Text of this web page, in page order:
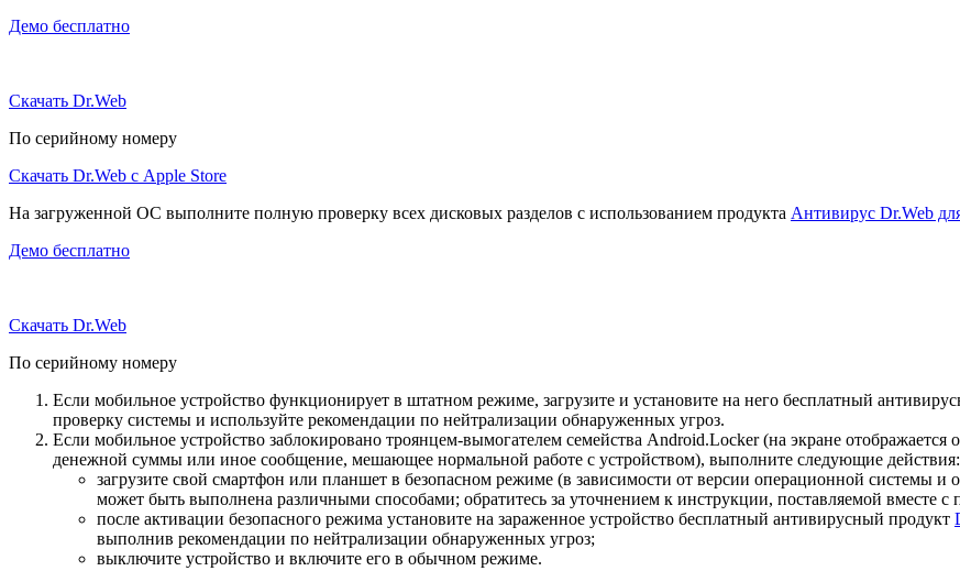
Демо бесплатно
Скачать Dr.Web
По серийному номеру
Скачать Dr.Web с Apple Store
На загруженной ОС выполните полную проверку всех дисковых разделов с использованием продукта Антивирус Dr.Web
Демо бесплатно
Скачать Dr.Web
По серийному номеру
Если мобильное устройство функционирует в штатном режиме, загрузите и установите на него бесплатный
проверку системы и используйте рекомендации по нейтрализации обнаруженных угроз.
Если мобильное устройство заблокировано троянцем-вымогателем семейства Android.Locker (на экране
денежной суммы или иное сообщение, мешающее нормальной работе с устройством), выполните следующие действия:
загрузите свой смартфон или планшет в безопасном режиме (в зависимости от версии операционной системы и
может быть выполнена различными способами; обратитесь за уточнением к инструкции, поставляемой вместе
после активации безопасного режима установите на зараженное устройство бесплатный антивирусный продукт
выполнив рекомендации по нейтрализации обнаруженных угроз;
выключите устройство и включите его в обычном режиме.